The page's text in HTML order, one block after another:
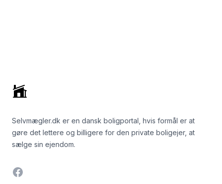
Selvmægler.dk er en dansk boligportal, hvis formål er at
gøre det lettere og billigere for den private boligejer, at
sælge sin ejendom.
Facebook